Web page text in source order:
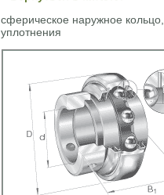
сферическое наружное
уплотнения